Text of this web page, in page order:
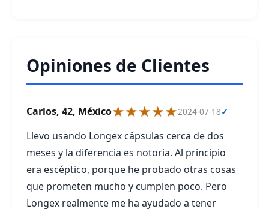
Opiniones de Clientes
Carlos, 42, México★★★★★2024-07-18✓
Llevo usando Longex cápsulas cerca de dos
meses y la diferencia es notoria. Al principio
era escéptico, porque he probado otras cosas
que prometen mucho y cumplen poco. Pero
Longex realmente me ha ayudado a tener